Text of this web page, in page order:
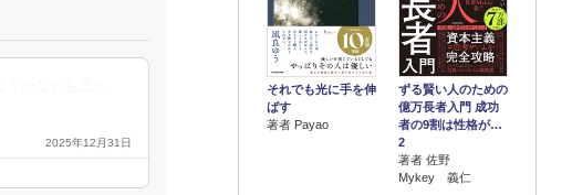
2025年12月31日
それでも光に手を伸
ばす
著者 Payao
ずる賢い人のための
億万長者入門 成功
者の9割は性格が…
2
著者 佐野
Mykey 義仁